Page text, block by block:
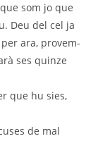
som jo que
Deu del cel ja
ara, provem-
ses quinze
que hu sies,
de mal